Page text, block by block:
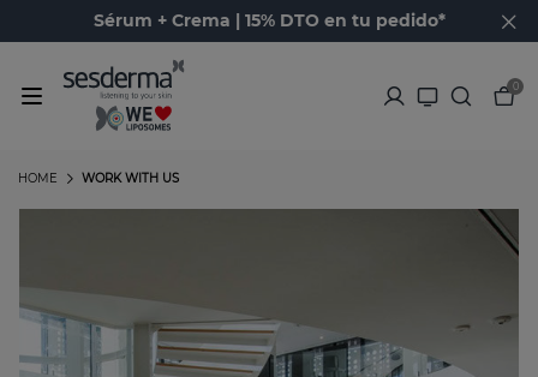
Sérum + Crema | 15% DTO en tu pedido*
0
WORK WITH US
HOME